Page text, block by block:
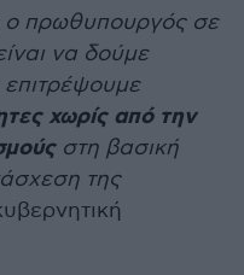
ο πρωθυπουργός σε
να δούμε
χωρίς από την
στη βασική
της